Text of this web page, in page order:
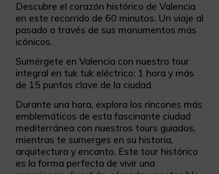
Descubre el corazón histórico de Valencia
en este recorrido de 60 minutos. Un viaje al
pasado a través de sus monumentos más
icónicos.
Sumérgete en Valencia con nuestro tour
integral en tuk tuk eléctrico: 1 hora y más
de 15 puntos clave de la ciudad.
Durante una hora, explora los rincones más
emblemáticos de esta fascinante ciudad
mediterránea con nuestros tours guiados,
mientras te sumerges en su historia,
arquitectura y encanto. Este tour histórico
es la forma perfecta de vivir una